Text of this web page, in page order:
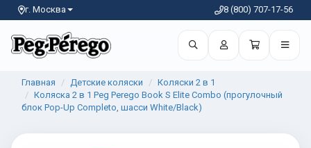
г. Москва 8 (800) 707-17-56
Главная Детские коляски
Коляски 2 в 1
Коляска 2 в 1 Peg Perego Book S Elite Combo (прогулочный
блок Pop-Up Completo, шасси White/Black)